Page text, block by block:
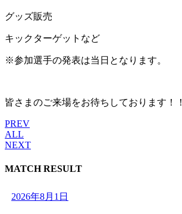
グッズ販売
キックターゲットなど
※参加選手の発表は当日となります。
皆さまのご来場をお待ちしております！！
PREV
ALL
NEXT
MATCH RESULT
2026年8月1日